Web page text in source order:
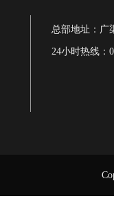
总部地址：广
24小时热线：